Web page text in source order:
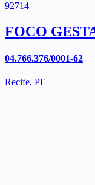
92714
FOCO
04.766.376/0001-62
Recife, PE